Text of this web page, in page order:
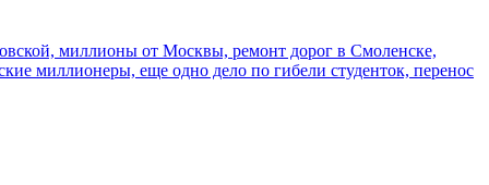
миллионы от Москвы, ремонт дорог в Смоленске,
миллионеры, еще одно дело по гибели студенток, перенос